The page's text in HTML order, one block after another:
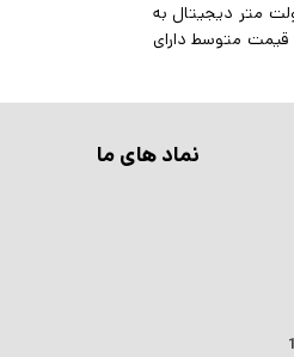
متر دیجیتال به
قیمت متوسط دارای
نماد های ما